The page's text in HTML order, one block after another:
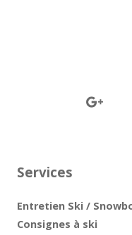
Services
Entretien Ski /
Consignes à ski